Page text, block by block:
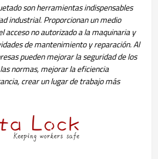
son herramientas indispensables
industrial. Proporcionan un medio
acceso no autorizado a la maquinaria y
de mantenimiento y reparación. Al
pueden mejorar la seguridad de los
normas, mejorar la eficiencia
crear un lugar de trabajo más